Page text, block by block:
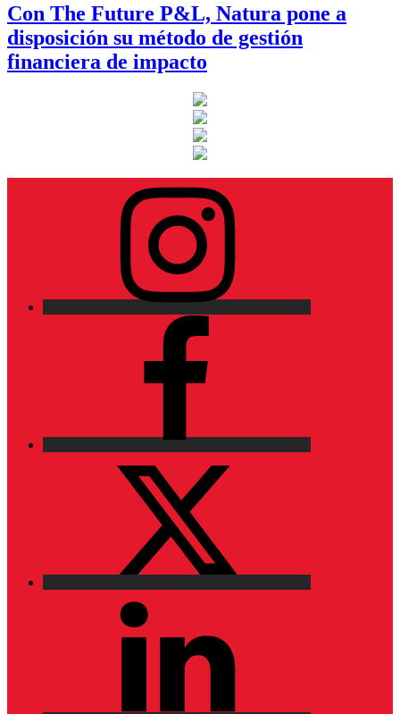
Con The Future P&L, Natura pone a
disposición su método de gestión
financiera de impacto